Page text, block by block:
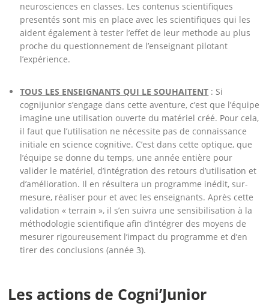
neurosciences en classes. Les contenus scientifiques
presentés sont mis en place avec les scientifiques qui les
aident également à tester l’effet de leur methode au plus
proche du questionnement de l’enseignant pilotant
l’expérience.
TOUS LES ENSEIGNANTS QUI LE SOUHAITENT : Si
cognijunior s’engage dans cette aventure, c’est que l’équipe
imagine une utilisation ouverte du matériel créé. Pour cela,
il faut que l’utilisation ne nécessite pas de connaissance
initiale en science cognitive. C’est dans cette optique, que
l’équipe se donne du temps, une année entière pour
valider le matériel, d’intégration des retours d’utilisation et
d’amélioration. Il en résultera un programme inédit, sur-
mesure, réaliser pour et avec les enseignants. Après cette
validation « terrain », il s’en suivra une sensibilisation à la
méthodologie scientifique afin d’intégrer des moyens de
mesurer rigoureusement l’impact du programme et d’en
tirer des conclusions (année 3).
Les actions de Cogni’Junior